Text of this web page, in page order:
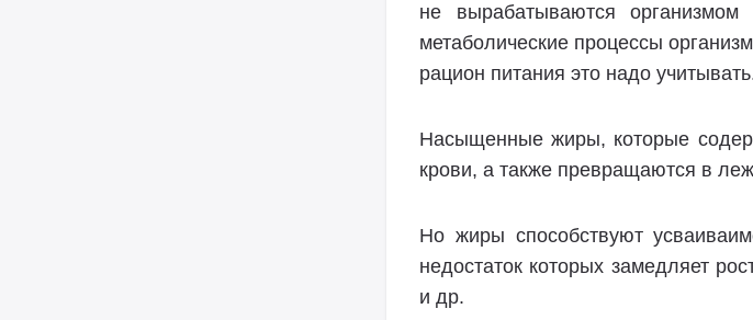
не вырабатываются
метаболические процессы
рацион питания это надо
Насыщенные жиры, которые
крови, а также превращаются в
Но жиры способствуют
недостаток которых замедляет
и др.